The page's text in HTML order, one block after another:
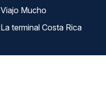
Viajo Mucho
La terminal Costa Rica